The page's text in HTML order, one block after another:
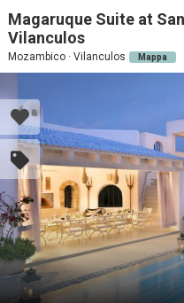
Magaruque Suite at
Vilanculos
Mozambico · Vilanculos Mappa